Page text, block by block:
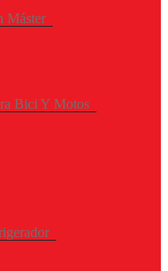
Máster
Bici Y Motos